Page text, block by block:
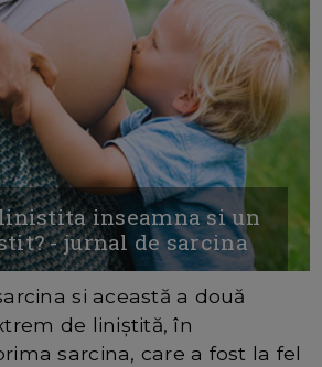
inseamna si un
- jurnal de sarcina
si această a două
de liniștită, în
sarcina, care a fost la fel